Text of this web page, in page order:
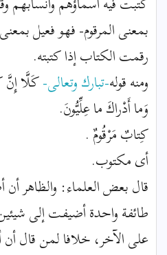
بمعنى المرقوم- فهو فعيل
رقمت الكتاب إذا كتبته.
ومنه قوله-تبارك وتعالى-كَلَّا إِنَّ
وَما أَدْراكَ ما عِلِّيُّونَ.
كِتابٌ مَرْقُومٌ .
أى مكتوب.
قال بعض العلماء: والظاهر
طائفة واحدة أضيفت إلى
على الآخر، خلافا لمن قال